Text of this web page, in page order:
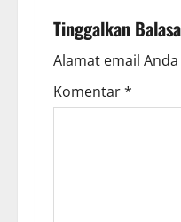
n
a
v
Tinggalkan
Alamat email
Komentar*